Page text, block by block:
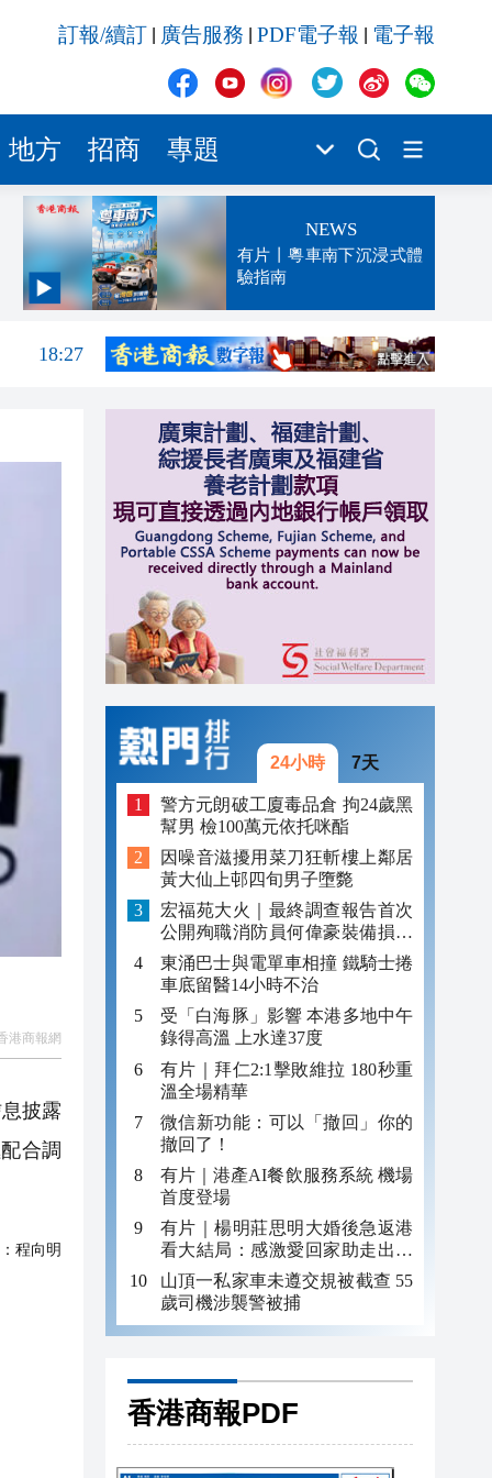
訂報/續訂 廣告服務 PDF電子報 電子報
地方 招商 專題
NEWS
有片丨粵車南下沉浸式體
驗指南
18:31
港商報網
披露
合調
程向明
24小時 7天
警方元朗破工廈毒品倉 拘24歲黑
幫男 檢100萬元依托咪酯
因噪音滋擾用菜刀狂斬樓上鄰居
黃大仙上邨四旬男子墮斃
宏福苑大火｜最終調查報告首次
公開殉職消防員何偉豪裝備損毀
照片
東涌巴士與電單車相撞 鐵騎士捲
車底留醫14小時不治
受「白海豚」影響 本港多地中午
錄得高溫 上水達37度
有片｜拜仁2:1擊敗維拉 180秒重
溫全場精華
微信新功能：可以「撤回」你的
撤回了！
有片｜港產AI餐飲服務系統 機場
首度登場
有片｜楊明莊思明大婚後急返港
看大結局：感激愛回家助走出低
谷 不捨大家庭
山頂一私家車未遵交規被截查 55
歲司機涉襲警被捕
香港商報PDF